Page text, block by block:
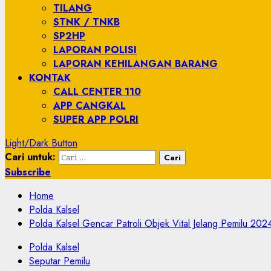
TILANG
STNK / TNKB
SP2HP
LAPORAN POLISI
LAPORAN KEHILANGAN BARANG
KONTAK
CALL CENTER 110
APP CANGKAL
SUPER APP POLRI
Light/Dark Button
Cari untuk:
Subscribe
Home
Polda Kalsel
Polda Kalsel Gencar Patroli Objek Vital Jelang Pemilu
Polda Kalsel
Seputar Pemilu